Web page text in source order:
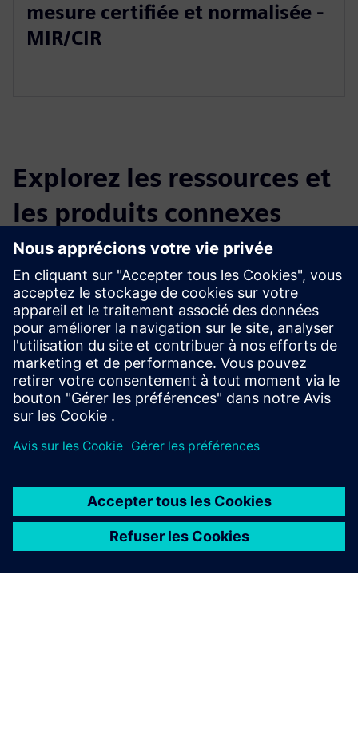
mesure certifiée et normalisée -
MIR/CIR
Explorez les ressources et
les produits connexes
Renseignements et ressources
supplémentaires
Quality of Service Measurement LAN-WLAN
Conditions préalables